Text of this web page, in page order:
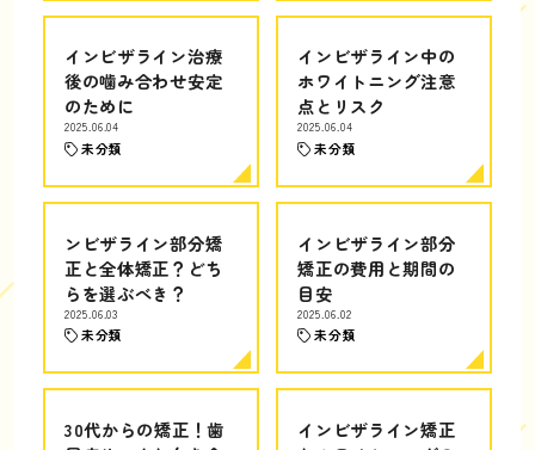
インビザライン治療
後の噛み合わせ安定
のために
2025.06.04
未分類
インビザライン中の
ホワイトニング注意
点とリスク
2025.06.04
未分類
ンビザライン部分矯
正と全体矯正？どち
らを選ぶべき？
2025.06.03
未分類
インビザライン部分
矯正の費用と期間の
目安
2025.06.02
未分類
30代からの矯正！歯
インビザライン矯正